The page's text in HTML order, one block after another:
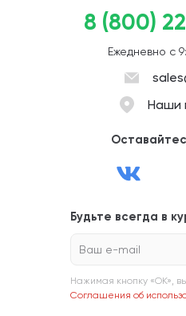
8 (800)
Ежедневно с
Наши
Будьте всегда в
Ваш e-mail
Нажимая кнопку «ОК»,
Соглашения об